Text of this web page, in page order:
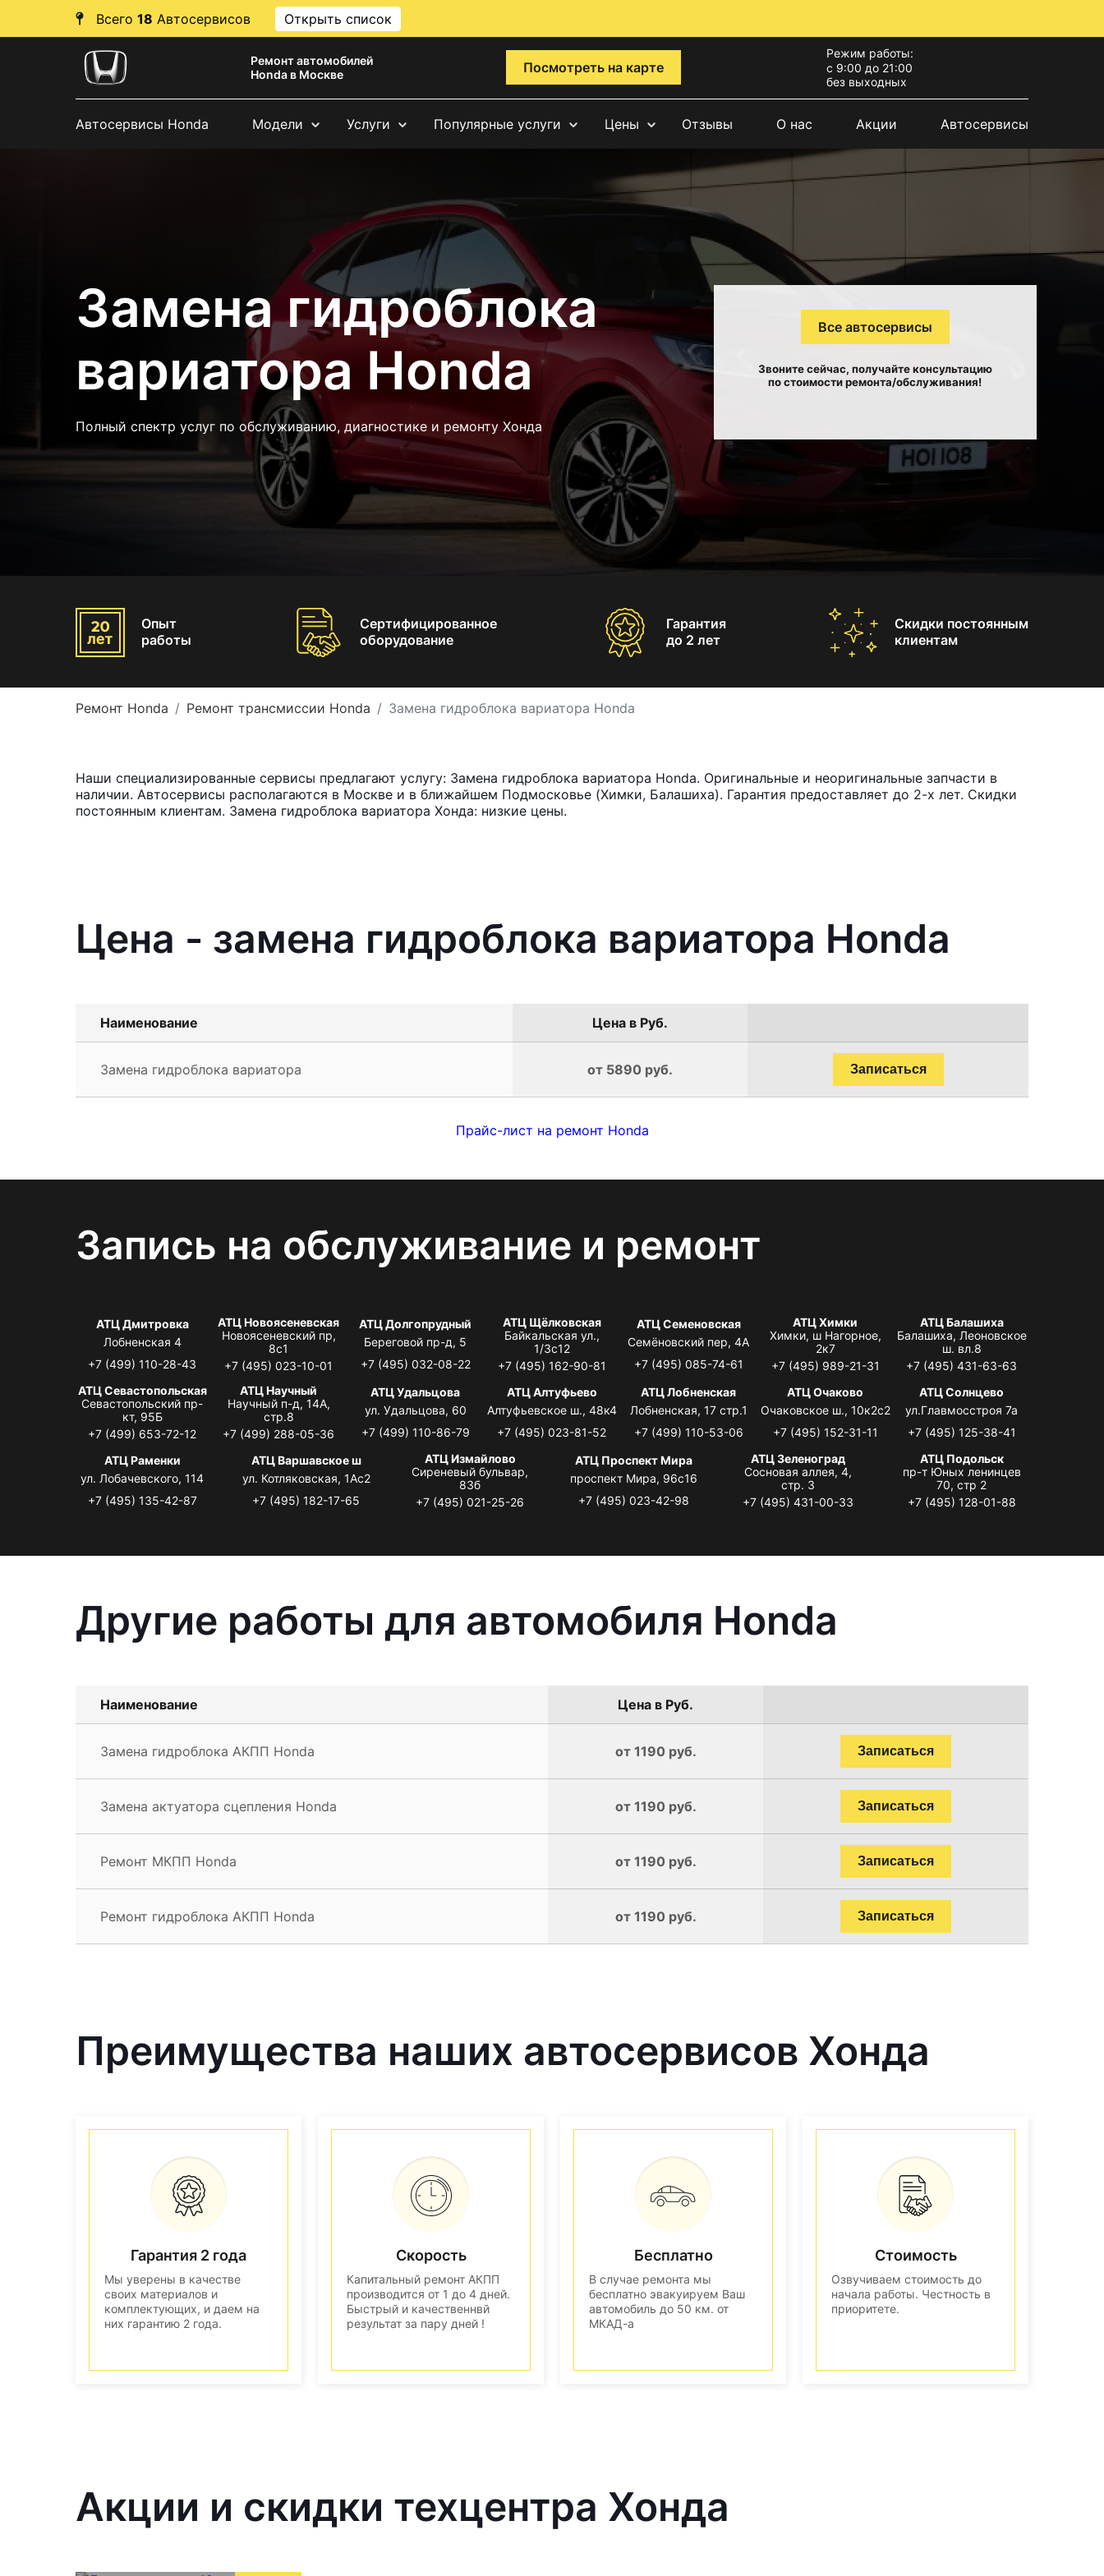
Всего 18 Автосервисов Открыть список
Ремонт автомобилей
Honda в Москве
Посмотреть на карте
Режим работы:
с 9:00 до 21:00
без выходных
Автосервисы Honda Модели Услуги Популярные услуги Цены Отзывы О нас Акции Автосервисы
Замена гидроблока
вариатора Honda
Полный спектр услуг по обслуживанию, диагностике и ремонту Хонда
Все автосервисы
Звоните сейчас, получайте консультацию
по стоимости ремонта/обслуживания!
Опыт
работы
Сертифицированное
оборудование
Гарантия
до 2 лет
Скидки постоянным
клиентам
Ремонт Honda Ремонт трансмиссии Honda Замена гидроблока вариатора Honda
Наши специализированные сервисы предлагают услугу: Замена гидроблока вариатора Honda. Оригинальные и неоригинальные запчасти в
наличии. Автосервисы располагаются в Москве и в ближайшем Подмосковье (Химки, Балашиха). Гарантия предоставляет до 2-х лет. Скидки
постоянным клиентам. Замена гидроблока вариатора Хонда: низкие цены.
Цена - замена гидроблока вариатора Honda
Наименование Цена в Руб.
Замена гидроблока вариатора от 5890 руб. Записаться
Прайс-лист на ремонт Honda
Запись на обслуживание и ремонт
АТЦ Дмитровка
Лобненская 4
+7 (499) 110-28-43
АТЦ Новоясеневская
Новоясеневский пр,
8с1
+7 (495) 023-10-01
АТЦ Долгопрудный
Береговой пр-д, 5
+7 (495) 032-08-22
АТЦ Щёлковская
Байкальская ул.,
1/3с12
+7 (495) 162-90-81
АТЦ Семеновская
Семёновский пер, 4А
+7 (495) 085-74-61
АТЦ Химки
Химки, ш Нагорное,
2к7
+7 (495) 989-21-31
АТЦ Балашиха
Балашиха, Леоновское
ш. вл.8
+7 (495) 431-63-63
АТЦ Севастопольская
Севастопольский пр-
кт, 95Б
+7 (499) 653-72-12
АТЦ Научный
Научный п-д, 14А,
стр.8
+7 (499) 288-05-36
АТЦ Удальцова
ул. Удальцова, 60
+7 (499) 110-86-79
АТЦ Алтуфьево
Алтуфьевское ш., 48к4
+7 (495) 023-81-52
АТЦ Лобненская
Лобненская, 17 стр.1
+7 (499) 110-53-06
АТЦ Очаково
Очаковское ш., 10к2с2
+7 (495) 152-31-11
АТЦ Солнцево
ул.Главмосстроя 7а
+7 (495) 125-38-41
АТЦ Раменки
ул. Лобачевского, 114
+7 (495) 135-42-87
АТЦ Варшавское ш
ул. Котляковская, 1Ас2
+7 (495) 182-17-65
АТЦ Измайлово
Сиреневый бульвар,
83б
+7 (495) 021-25-26
АТЦ Проспект Мира
проспект Мира, 96с16
+7 (495) 023-42-98
АТЦ Зеленоград
Сосновая аллея, 4,
стр. 3
+7 (495) 431-00-33
АТЦ Подольск
пр-т Юных ленинцев
70, стр 2
+7 (495) 128-01-88
Другие работы для автомобиля Honda
Наименование Цена в Руб.
Замена гидроблока АКПП Honda от 1190 руб. Записаться
Замена актуатора сцепления Honda от 1190 руб. Записаться
Ремонт МКПП Honda от 1190 руб. Записаться
Ремонт гидроблока АКПП Honda от 1190 руб. Записаться
Преимущества наших автосервисов Хонда
Гарантия 2 года
Мы уверены в качестве
своих материалов и
комплектующих, и даем на
них гарантию 2 года.
Скорость
Капитальный ремонт АКПП
производится от 1 до 4 дней.
Быстрый и качественнвй
результат за пару дней !
Бесплатно
В случае ремонта мы
бесплатно эвакуируем Ваш
автомобиль до 50 км. от
МКАД-а
Стоимость
Озвучиваем стоимость до
начала работы. Честность в
приоритете.
Акции и скидки техцентра Хонда